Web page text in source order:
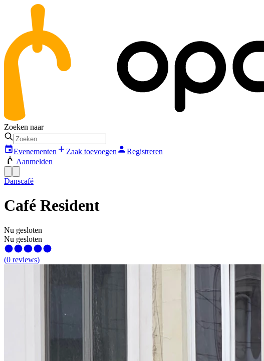
Zoeken naar
Evenementen Zaak toevoegen
Registreren
Aanmelden
Danscafé
Café Resident
Nu gesloten
Nu gesloten
(0 reviews)